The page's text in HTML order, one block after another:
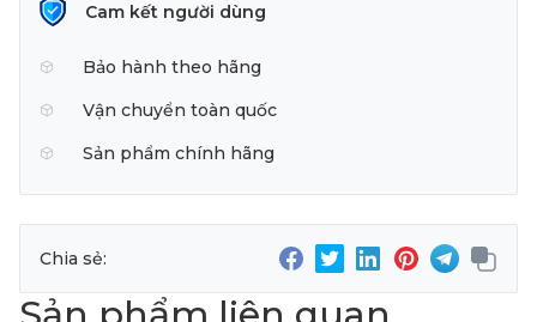
Cam kết người dùng
Bảo hành theo hãng
Vận chuyển toàn quốc
Sản phẩm chính hãng
Chia sẻ: